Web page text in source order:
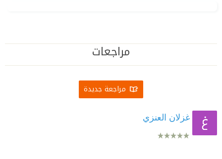
مراجعات
مراجعة جديدة
غزلان العنزي